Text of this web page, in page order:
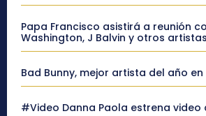
Papa Francisco asistirá a reunión
Washington, J Balvin y otros artistas
Bad Bunny, mejor artista del año
#Video Danna Paola estrena video